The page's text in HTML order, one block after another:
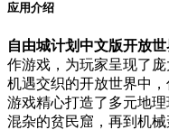
应用介绍
自由城计划中文版开放
作游戏，为玩家呈现了
机遇交织的开放世界中
游戏精心打造了多元地
混杂的贫民窟，再到机